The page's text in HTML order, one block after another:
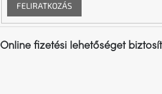
utalványok
Formwood
kollekció
FELIRATKOZÁS
Online fizetési lehetőséget